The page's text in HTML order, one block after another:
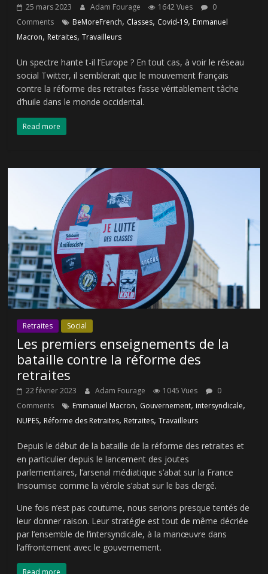
25 mars 2023 Adam Fourage 1642 Vues
0
Comments
BeMoreFrench, Classes, Covid-19, Emmanuel
Macron, Retraites,Travailleurs
Un spectre hante t-il l’Europe ? En tout cas, à voir le réseau
social Twitter, il semblerait que le mouvement français
contre la réforme des retraites fasse véritablement tâche
d’huile dans le monde occidental.
Read more
Retraites Social
Les premiers enseignements de la
bataille contre la réforme des
retraites
22 février 2023 Adam Fourage 1045 Vues
0
Comments
Emmanuel Macron, Gouvernement, intersyndicale,
NUPES, Réforme des Retraites, Retraites,Travailleurs
Depuis le début de la bataille de la réforme des retraites et
en particulier depuis le lancement des joutes
parlementaires, l’arsenal médiatique s’abat sur la France
Insoumise comme la vérole s’abat sur le bas clergé.
Une fois n’est pas coutume, nous serions presque tentés de
leur donner raison. Leur stratégie est tout de même décriée
par l’ensemble de l’intersyndicale, à la manœuvre dans
l’affrontement avec le gouvernement.